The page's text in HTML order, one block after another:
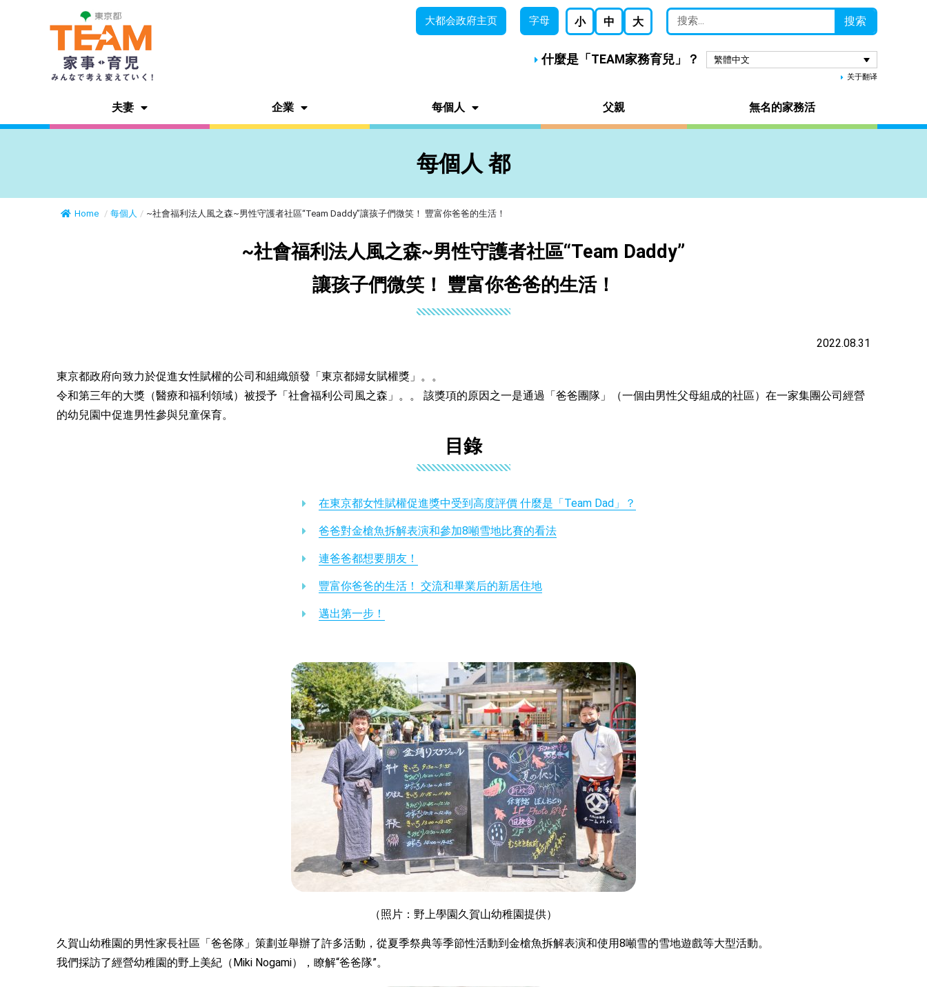
大都会政府主页 字母 小 中 大 搜索
什麼是「TEAM家務育兒」？ 繁體中文
关于翻译
夫妻 企業 每個人 父親 無名的家務活
每個人 都
Home / 每個人 / ~社會福利法人風之森~男性守護者社區“Team Daddy”讓孩子們微笑！ 豐富你爸爸的生活！
~社會福利法人風之森~男性守護者社區“Team Daddy”
讓孩子們微笑！ 豐富你爸爸的生活！
2022.08.31
東京都政府向致力於促進女性賦權的公司和組織頒發「東京都婦女賦權獎」。。
令和第三年的大獎（醫療和福利領域）被授予「社會福利公司風之森」。。 該獎項的原因之一是通過「爸爸團隊」（一個由男性父母組成的社區）在一家集團公司經營
的幼兒園中促進男性參與兒童保育。
目錄
在東京都女性賦權促進獎中受到高度評價 什麼是「Team Dad」？
爸爸對金槍魚拆解表演和參加8噸雪地比賽的看法
連爸爸都想要朋友！
豐富你爸爸的生活！ 交流和畢業后的新居住地
邁出第一步！
（照片：野上學園久賀山幼稚園提供）
久賀山幼稚園的男性家長社區「爸爸隊」策劃並舉辦了許多活動，從夏季祭典等季節性活動到金槍魚拆解表演和使用8噸雪的雪地遊戲等大型活動。
我們採訪了經營幼稚園的野上美紀（Miki Nogami），瞭解“爸爸隊”。